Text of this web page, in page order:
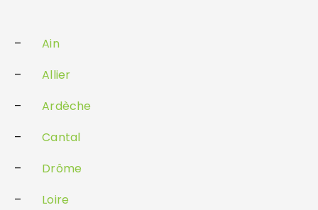
–Ain
–Allier
–Ardèche
–Cantal
– Drôme
– Loire